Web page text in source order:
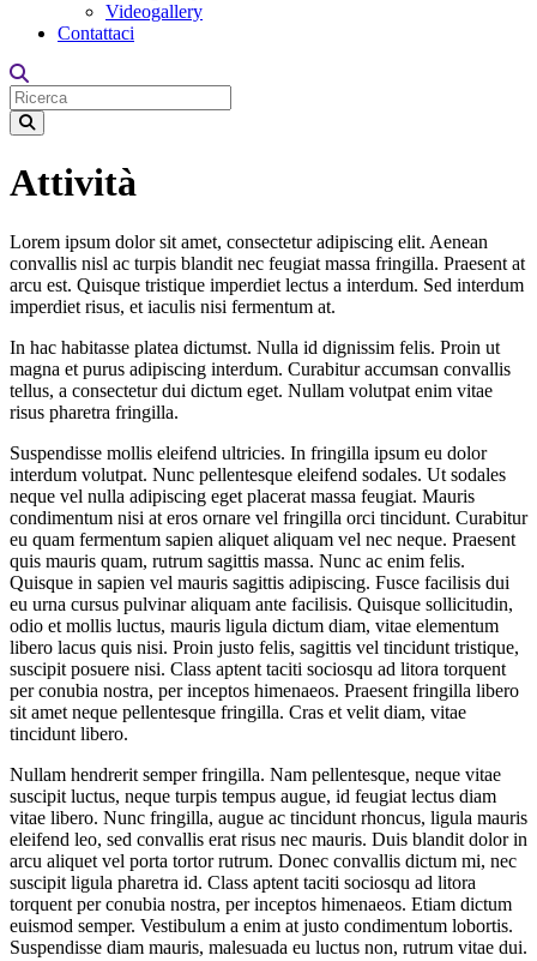
Videogallery
Contattaci
Attività
Lorem ipsum dolor sit amet, consectetur adipiscing elit. Aenean
convallis nisl ac turpis blandit nec feugiat massa fringilla. Praesent at
arcu est. Quisque tristique imperdiet lectus a interdum. Sed interdum
imperdiet risus, et iaculis nisi fermentum at.
In hac habitasse platea dictumst. Nulla id dignissim felis. Proin ut
magna et purus adipiscing interdum. Curabitur accumsan convallis
tellus, a consectetur dui dictum eget. Nullam volutpat enim vitae
risus pharetra fringilla.
Suspendisse mollis eleifend ultricies. In fringilla ipsum eu dolor
interdum volutpat. Nunc pellentesque eleifend sodales. Ut sodales
neque vel nulla adipiscing eget placerat massa feugiat. Mauris
condimentum nisi at eros ornare vel fringilla orci tincidunt. Curabitur
eu quam fermentum sapien aliquet aliquam vel nec neque. Praesent
quis mauris quam, rutrum sagittis massa. Nunc ac enim felis.
Quisque in sapien vel mauris sagittis adipiscing. Fusce facilisis dui
eu urna cursus pulvinar aliquam ante facilisis. Quisque sollicitudin,
odio et mollis luctus, mauris ligula dictum diam, vitae elementum
libero lacus quis nisi. Proin justo felis, sagittis vel tincidunt tristique,
suscipit posuere nisi. Class aptent taciti sociosqu ad litora torquent
per conubia nostra, per inceptos himenaeos. Praesent fringilla libero
sit amet neque pellentesque fringilla. Cras et velit diam, vitae
tincidunt libero.
Nullam hendrerit semper fringilla. Nam pellentesque, neque vitae
suscipit luctus, neque turpis tempus augue, id feugiat lectus diam
vitae libero. Nunc fringilla, augue ac tincidunt rhoncus, ligula mauris
eleifend leo, sed convallis erat risus nec mauris. Duis blandit dolor in
arcu aliquet vel porta tortor rutrum. Donec convallis dictum mi, nec
suscipit ligula pharetra id. Class aptent taciti sociosqu ad litora
torquent per conubia nostra, per inceptos himenaeos. Etiam dictum
euismod semper. Vestibulum a enim at justo condimentum lobortis.
Suspendisse diam mauris, malesuada eu luctus non, rutrum vitae dui.